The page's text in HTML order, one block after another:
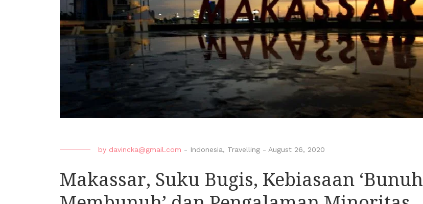
by davincka@gmail.com - Indonesia, Travelling - August 26, 2020
Makassar, Suku Bugis, Kebiasaan ‘Bunuh